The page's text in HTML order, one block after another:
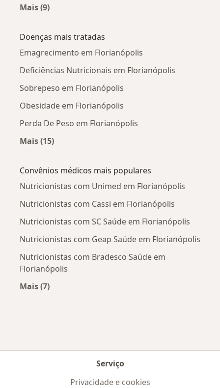
Mais (9)
Doenças mais tratadas
Emagrecimento em Florianópolis
Deficiências Nutricionais em Florianópolis
Sobrepeso em Florianópolis
Obesidade em Florianópolis
Perda De Peso em Florianópolis
Mais (15)
Convênios médicos mais populares
Nutricionistas com Unimed em Florianópolis
Nutricionistas com Cassi em Florianópolis
Nutricionistas com SC Saúde em Florianópolis
Nutricionistas com Geap Saúde em Florianópolis
Nutricionistas com Bradesco Saúde em
Florianópolis
Mais (7)
Serviço
Privacidade e cookies